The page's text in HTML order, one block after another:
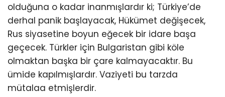
olduğuna o kadar inanmışlardır ki; Türkiye’de
derhal panik başlayacak, Hükümet değişecek,
Rus siyasetine boyun eğecek bir idare başa
geçecek. Türkler için Bulgaristan gibi köle
olmaktan başka bir çare kalmayacaktır. Bu
ümide kapılmışlardır. Vaziyeti bu tarzda
mütalaa etmişlerdir.